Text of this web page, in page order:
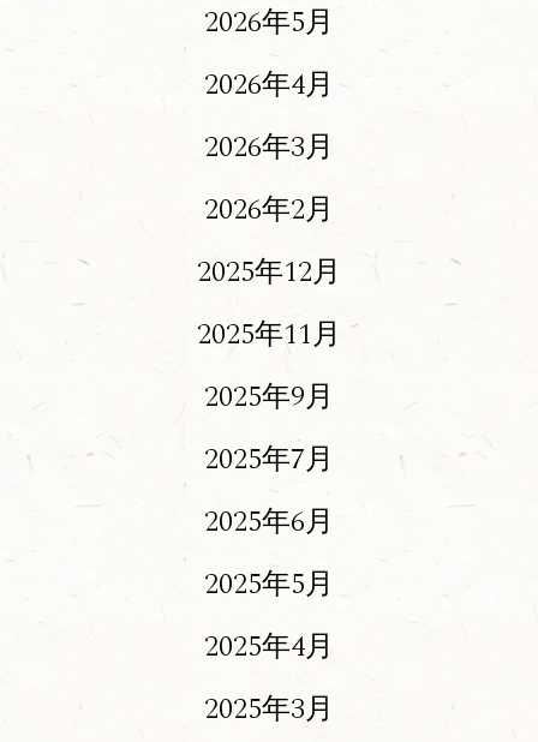
2026年5月
2026年4月
2026年3月
2026年2月
2025年12月
2025年11月
2025年9月
2025年7月
2025年6月
2025年5月
2025年4月
2025年3月